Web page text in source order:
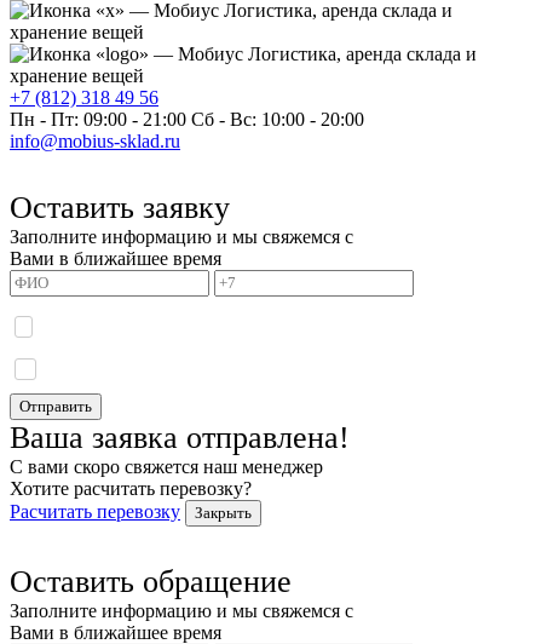
+7 (812) 318 49 56
Пн - Пт: 09:00 - 21:00 Сб - Вс: 10:00 - 20:00
info@mobius-sklad.ru
Оставить заявку
Заполните информацию и мы свяжемся с
Вами в ближайшее время
Отправить
Ваша заявка отправлена!
С вами скоро свяжется наш менеджер
Хотите расчитать перевозку?
Расчитать перевозку
Закрыть
Оставить обращение
Заполните информацию и мы свяжемся с
Вами в ближайшее время